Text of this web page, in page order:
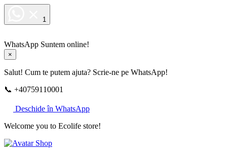
1
WhatsApp Suntem online!
×
Salut! Cum te putem ajuta? Scrie-ne pe WhatsApp!
📞 +40759110001
Deschide în WhatsApp
Welcome you to Ecolife store!